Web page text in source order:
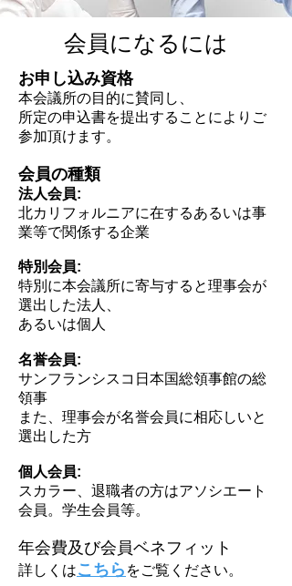
会員になるには
お申し込み資格
本会議所の目的に賛同し、
所定の申込書を提出することによりご
参加頂けます。
会員の種類
法人会員:
北カリフォルニアに在するあるいは事
業等で関係する企業
特別会員:
特別に本会議所に寄与すると理事会が
選出した法人、
あるいは個人
名誉会員:
サンフランシスコ日本国総領事館の総
領事
また、理事会が名誉会員に相応しいと
選出した方
個人会員:
スカラー、退職者の方はアソシエート
会員。学生会員等。
年会費及び会員ベネフィット
詳しくはこちら をご覧ください。